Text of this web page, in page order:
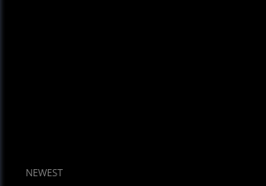
NEWEST